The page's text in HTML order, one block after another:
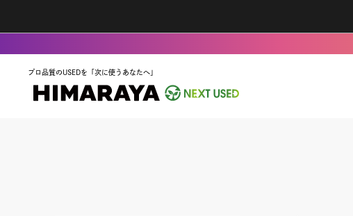
プロ品質のUSEDを「次に使うあなたへ」